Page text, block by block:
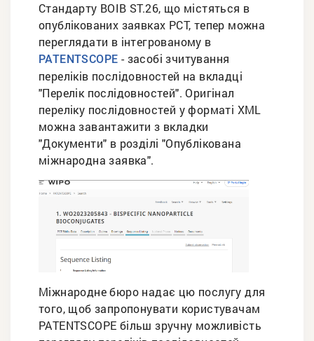
Стандарту ВОІВ ST.26, що містяться в
опублікованих заявках РСТ, тепер можна
переглядати в інтегрованому в
PATENTSCOPE - засобі зчитування
переліків послідовностей на вкладці
"Перелік послідовностей". Оригінал
переліку послідовностей у форматі XML
можна завантажити з вкладки
"Документи" в розділі "Опублікована
міжнародна заявка".
Міжнародне бюро надає цю послугу для
того, щоб запропонувати користувачам
PATENTSCOPE більш зручну можливість